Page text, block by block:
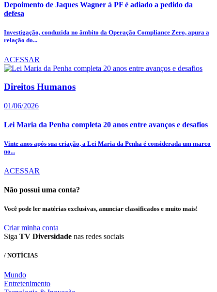
Depoimento de Jaques Wagner à PF é adiado a pedido da
defesa
Investigação, conduzida no âmbito da Operação Compliance Zero, apura a
relação do...
ACESSAR
Direitos Humanos
01/06/2026
Lei Maria da Penha completa 20 anos entre avanços e desafios
Vinte anos após sua criação, a Lei Maria da Penha é considerada um marco
no...
ACESSAR
Não possui uma conta?
Você pode ler matérias exclusivas, anunciar classificados e muito mais!
Criar minha conta
Siga TV Diversidade nas redes sociais
/ NOTÍCIAS
Mundo
Entretenimento